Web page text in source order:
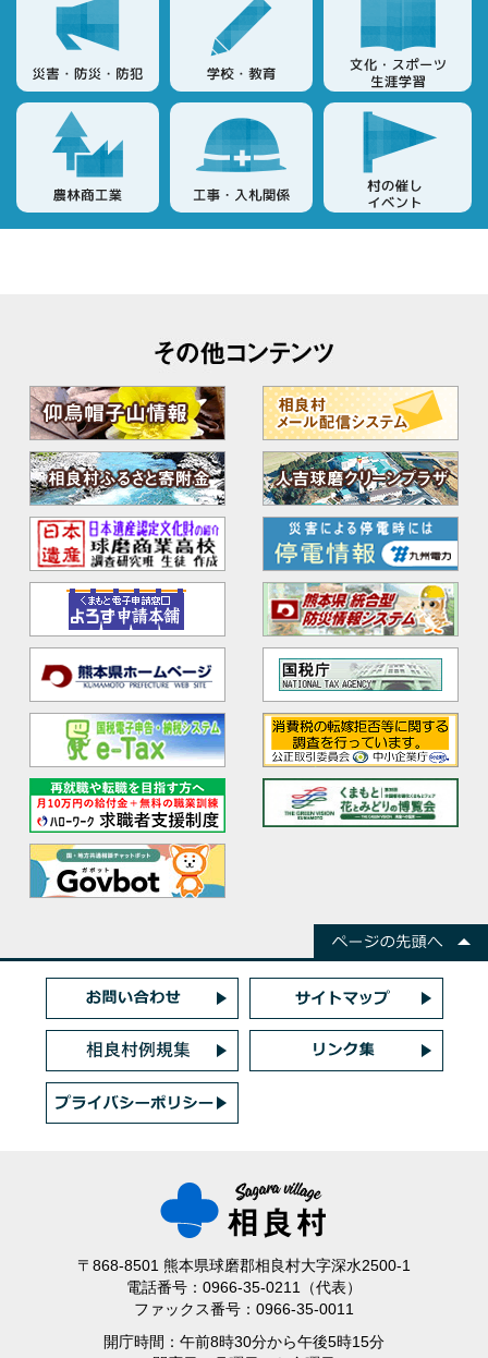
〒868-8501 熊本県球磨郡相良村大字深水2500-1
電話番号：0966-35-0211（代表）
ファックス番号：0966-35-0011
開庁時間：午前8時30分から午後5時15分